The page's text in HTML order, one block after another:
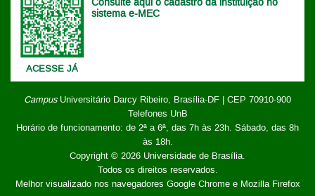
ACESSE JÁ
Consulte aqui o cadastro da instituição no
sistema e-MEC
CampusUniversitário Darcy Ribeiro, Brasília-DF | CEP 70910-900
Telefones UnB
Horário de funcionamento: de 2ª a 6ª, das 7h às 23h. Sábado, das 8h
às 18h.
Copyright © 2026 Universidade de Brasília.
Todos os direitos reservados.
Melhor visualizado nos navegadores Google Chrome e Mozilla Firefox